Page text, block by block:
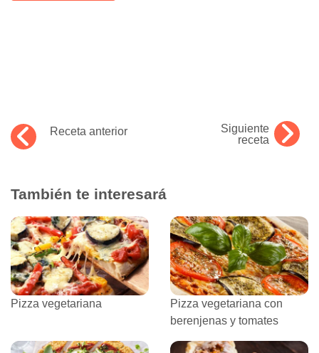
Receta anterior
Siguiente
receta
También te interesará
Pizza vegetariana
Pizza vegetariana con
berenjenas y tomates